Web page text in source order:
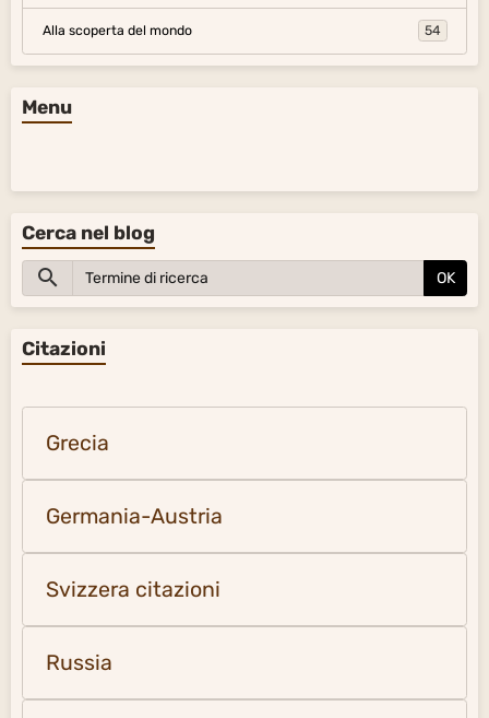
Alla scoperta del mondo 54
Menu
Cerca nel blog
OK
Citazioni
Grecia
Germania-Austria
Svizzera citazioni
Russia